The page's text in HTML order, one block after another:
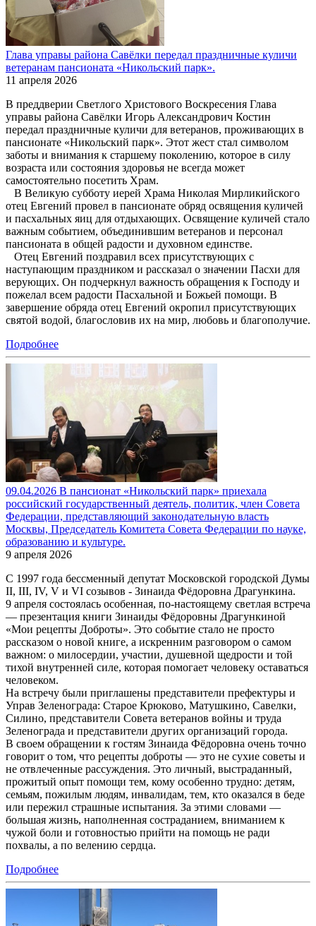
Глава управы района Савёлки передал праздничные куличи
ветеранам пансионата «Никольский парк».
11 апреля 2026
В преддверии Светлого Христового Воскресения Глава
управы района Савёлки Игорь Александрович Костин
передал праздничные куличи для ветеранов, проживающих в
пансионате «Никольский парк». Этот жест стал символом
заботы и внимания к старшему поколению, которое в силу
возраста или состояния здоровья не всегда может
самостоятельно посетить Храм.
В Великую субботу иерей Храма Николая Мирликийского
отец Евгений провел в пансионате обряд освящения куличей
и пасхальных яиц для отдыхающих. Освящение куличей стало
важным событием, объединившим ветеранов и персонал
пансионата в общей радости и духовном единстве.
Отец Евгений поздравил всех присутствующих с
наступающим праздником и рассказал о значении Пасхи для
верующих. Он подчеркнул важность обращения к Господу и
пожелал всем радости Пасхальной и Божьей помощи. В
завершение обряда отец Евгений окропил присутствующих
святой водой, благословив их на мир, любовь и благополучие.
Подробнее
09.04.2026 В пансионат «Никольский парк» приехала
российский государственный деятель, политик, член Совета
Федерации, представляющий законодательную власть
Москвы, Председатель Комитета Совета Федерации по науке,
образованию и культуре.
9 апреля 2026
С 1997 года бессменный депутат Московской городской Думы
II, III, IV, V и VI созывов - Зинаида Фёдоровна Драгункина.
9 апреля состоялась особенная, по-настоящему светлая встреча
— презентация книги Зинаиды Фёдоровны Драгункиной
«Мои рецепты Доброты». Это событие стало не просто
рассказом о новой книге, а искренним разговором о самом
важном: о милосердии, участии, душевной щедрости и той
тихой внутренней силе, которая помогает человеку оставаться
человеком.
На встречу были приглашены представители префектуры и
Управ Зеленограда: Старое Крюково, Матушкино, Савелки,
Силино, представители Совета ветеранов войны и труда
Зеленограда и представители других организаций города.
В своем обращении к гостям Зинаида Фёдоровна очень точно
говорит о том, что рецепты доброты — это не сухие советы и
не отвлеченные рассуждения. Это личный, выстраданный,
прожитый опыт помощи тем, кому особенно трудно: детям,
семьям, пожилым людям, инвалидам, тем, кто оказался в беде
или пережил страшные испытания. За этими словами —
большая жизнь, наполненная состраданием, вниманием к
чужой боли и готовностью прийти на помощь не ради
похвалы, а по велению сердца.
Подробнее